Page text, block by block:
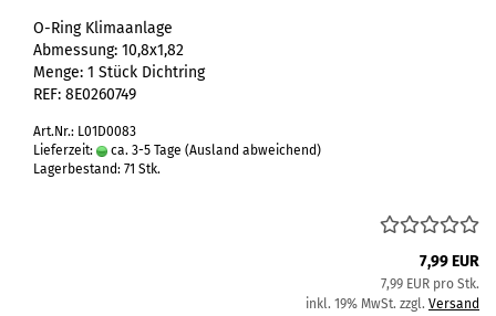
O-Ring Klimaanlage
Abmessung: 10,8x1,82
Menge: 1 Stück Dichtring
REF: 8E0260749
Art.Nr.: L01D0083
Lieferzeit:
ca. 3-5 Tage (Ausland abweichend)
Lagerbestand: 71 Stk.
7,99 EUR
7,99 EUR pro Stk.
inkl. 19% MwSt. zzgl. Versand